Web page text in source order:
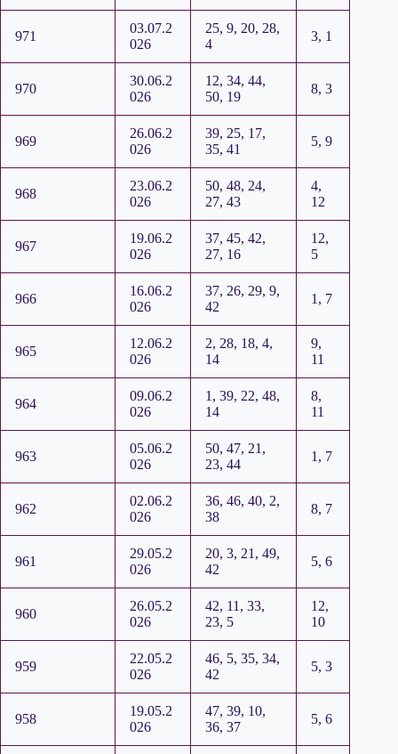
971
03.07.2
026
25, 9, 20, 28,
4
3, 1
970
30.06.2
026
12, 34, 44,
50, 19
8, 3
969
26.06.2
026
39, 25, 17,
35, 41
5, 9
968
23.06.2
026
50, 48, 24,
27, 43
4,
12
967
19.06.2
026
37, 45, 42,
27, 16
12,
5
966
16.06.2
026
37, 26, 29, 9,
42
1, 7
965
12.06.2
026
2, 28, 18, 4,
14
9,
11
964
09.06.2
026
1, 39, 22, 48,
14
8,
11
963
05.06.2
026
50, 47, 21,
23, 44
1, 7
962
02.06.2
026
36, 46, 40, 2,
38
8, 7
961
29.05.2
026
20, 3, 21, 49,
42
5, 6
960
26.05.2
026
42, 11, 33,
23, 5
12,
10
959
22.05.2
026
46, 5, 35, 34,
42
5, 3
958
19.05.2
026
47, 39, 10,
36, 37
5, 6